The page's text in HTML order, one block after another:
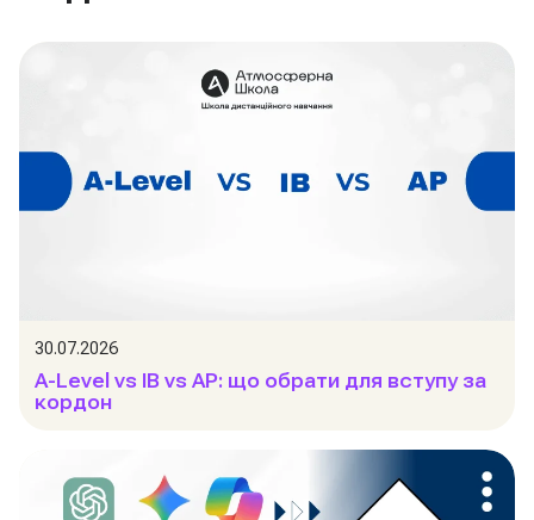
30.07.2026
A-Level vs IB vs AP: що обрати для вступу за
кордон